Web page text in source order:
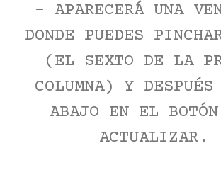
- APARECERÁ UNA
DONDE PUEDES
(EL SEXTO DE LA
COLUMNA) Y
ABAJO EN EL
ACTUALIZAR.